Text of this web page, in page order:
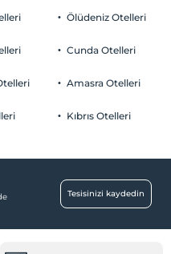
Ölüdeniz Otelleri
Cunda Otelleri
Amasra Otelleri
Kıbrıs Otelleri
Tesisinizi kaydedin